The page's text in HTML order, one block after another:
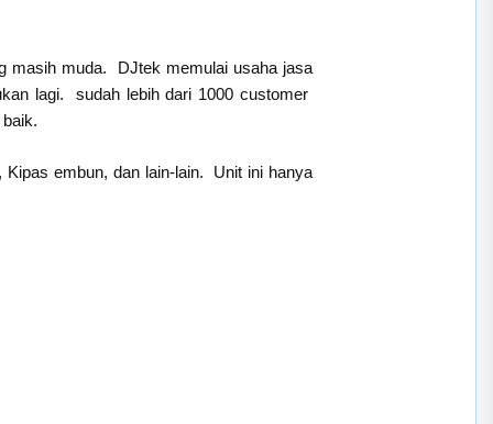
masih muda. DJtek memulai usaha jasa
lagi. sudah lebih dari 1000 customer
embun, dan lain-lain. Unit ini hanya